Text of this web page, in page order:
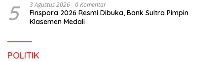
5 3 Agustus 2026 0 Komentar
Finspora 2026 Resmi Dibuka, Bank Sultra Pimpin
Klasemen Medali
POLITIK